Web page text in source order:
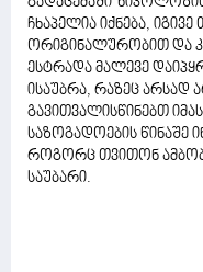
ჩხაპელია იქნება,
ორიგინალურობით და
ესტრადა მალევე
ისაუბრა, რაზეც არსად
გავითვალისწინებთ
საზოგადოების წინაშე
როგორც თვითონ
საუბარი.